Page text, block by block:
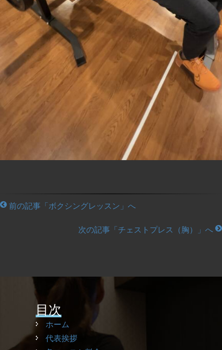
前の記事「ボクシングレッスン」へ
次の記事「チェストプレス（胸）」へ
目次
ホーム
代表挨拶